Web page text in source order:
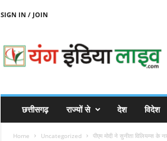
SIGN IN / JOIN
N
छत्तीसगढ़ राज्यों से देश विदेश
Home Uncategorized पीएम मोदी ने सुनीता विलियम्स के